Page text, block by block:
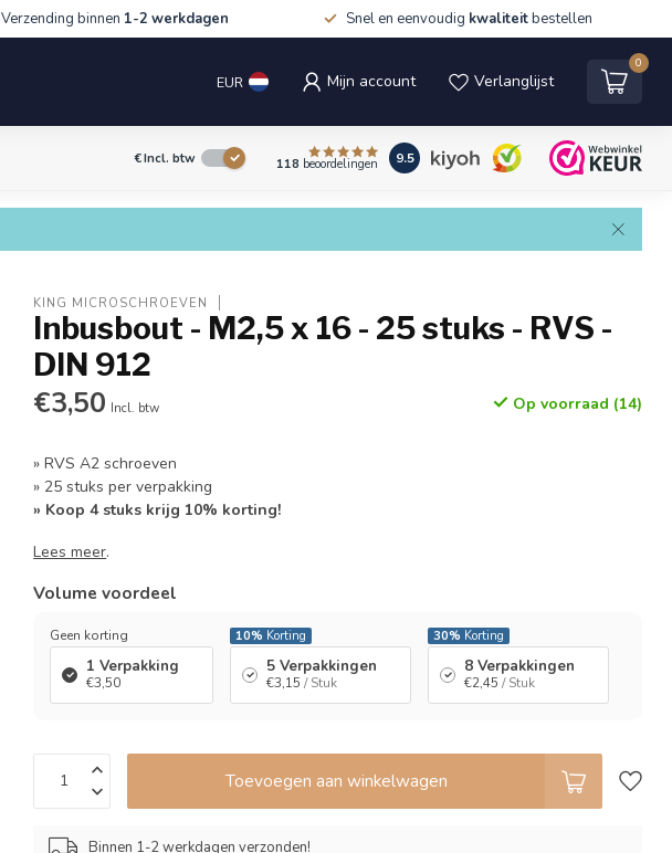
Verzending binnen 1-2 werkdagen Snel en eenvoudig kwaliteitbestellen
EUR Mijn account Verlanglijst
0
€Incl. btw 118 beoordelingen 9.5
KING MICROSCHROEVEN
Inbusbout - M2,5 x 16 - 25 stuks - RVS -
DIN 912
€3,50 Incl. btw Op voorraad (14)
» RVS A2 schroeven
» 25 stuks per verpakking
» Koop 4 stuks krijg 10% korting!
Lees meer.
Volume voordeel
Geen korting
1 Verpakking
€3,50
10% Korting
5 Verpakkingen
€3,15 / Stuk
30% Korting
8 Verpakkingen
€2,45 / Stuk
Toevoegen aan winkelwagen
Binnen 1-2 werkdagen verzonden!